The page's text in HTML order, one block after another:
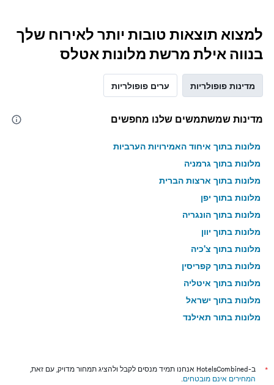
למצוא תוצאות טובות יותר לאירוח שלך
בנווה אילת מרשת מלונות אטלס
מדינות פופולריות ערים פופולריות
מדינות שמשתמשים שלנו מחפשים
מלונות בתוך איחוד האמירויות הערביות
מלונות בתוך גרמניה
מלונות בתוך ארצות הברית
מלונות בתוך יפן
מלונות בתוך הונגריה
מלונות בתוך יוון
מלונות בתוך צ'כיה
מלונות בתוך קפריסין
מלונות בתוך איטליה
מלונות בתוך ישראל
מלונות בתוך תאילנד
*
ב-HotelsCombined אנחנו תמיד מנסים לקבל ולהציג תמחור מדויק, עם זאת,
המחירים אינם מובטחים.